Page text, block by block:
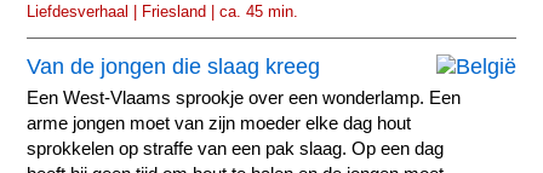
Liefdesverhaal | Friesland | ca. 45 min.
Van de jongen die slaag kreeg
Een West-Vlaams sprookje over een wonderlamp. Een
arme jongen moet van zijn moeder elke dag hout
sprokkelen op straffe van een pak slaag. Op een dag